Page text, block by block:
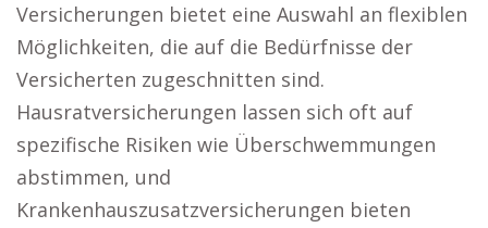
Versicherungen bietet eine Auswahl an flexiblen
Möglichkeiten, die auf die Bedürfnisse der
Versicherten zugeschnitten sind.
Hausratversicherungen lassen sich oft auf
spezifische Risiken wie Überschwemmungen
abstimmen, und
Krankenhauszusatzversicherungen bieten